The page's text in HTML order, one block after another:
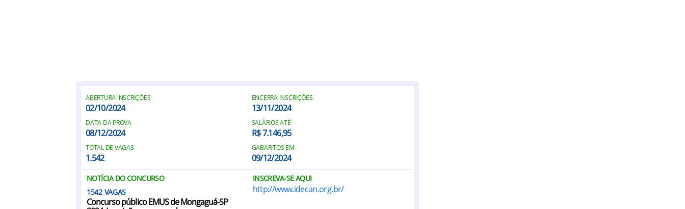
ABERTURA INSCRIÇÕES
02/10/2024
ENCERRA INSCRIÇÕES
13/11/2024
DATA DA PROVA
08/12/2024
SALÁRIOS ATÉ
R$ 7.146,95
TOTAL DE VAGAS
1.542
GABARITOS EM
09/12/2024
NOTÍCIA DO CONCURSO
1542
Concurso público EMUS de Mongaguá-SP
INSCREVA-SE AQUI
http://www.idecan.org.br/